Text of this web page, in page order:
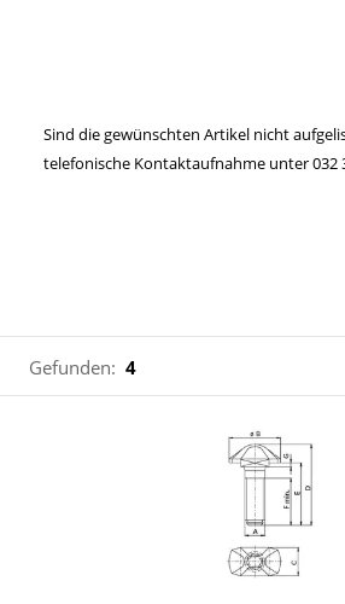
Sind die gewünschten Artikel nicht
telefonische Kontaktaufnahme unter 032
Gefunden: 4